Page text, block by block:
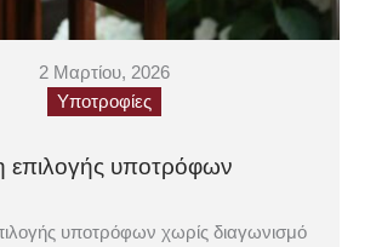
2 Μαρτίου, 2026
Υποτροφίες
επιλογής υποτρόφων
υποτρόφων χωρίς διαγωνισμό